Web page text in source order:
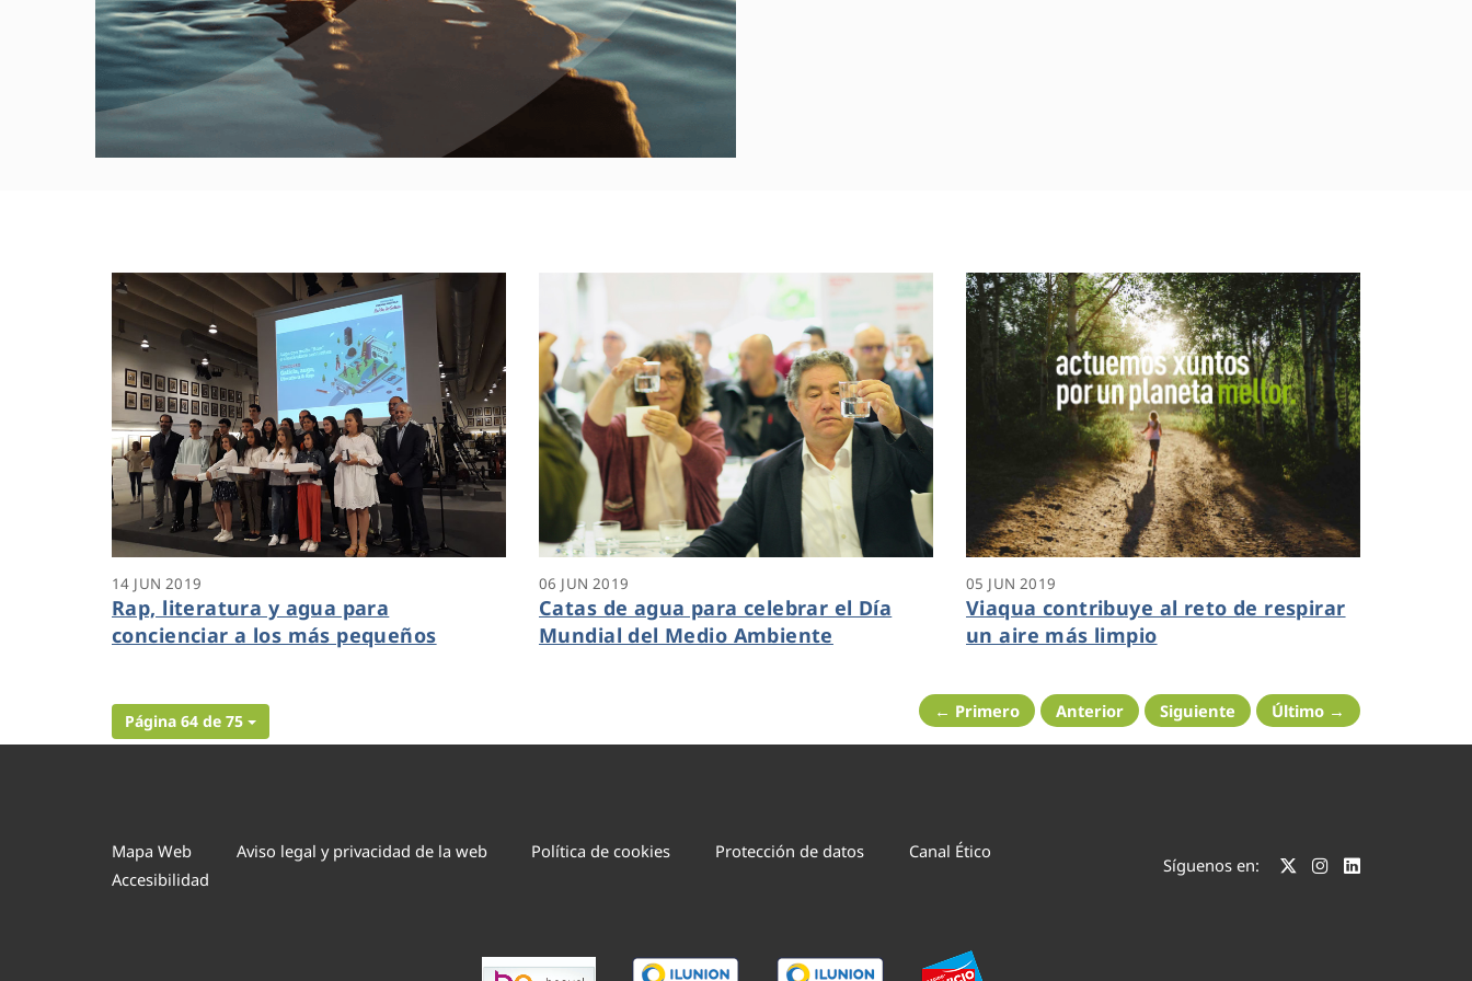
14 JUN 2019
Rap, literatura y agua para
concienciar a los más pequeños
06 JUN 2019
Catas de agua para celebrar el Día
Mundial del Medio Ambiente
05 JUN 2019
Viaqua contribuye al reto de respirar
un aire más limpio
Página 64 de 75 ← Primero Anterior Siguiente Último →
Mapa Web Aviso legal y privacidad de la web Política de cookies Protección de datos
Canal Ético
Accesibilidad
Síguenos en: